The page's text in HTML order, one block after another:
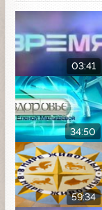
03:41
34:50
59:34